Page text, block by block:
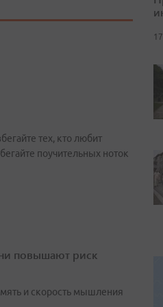
тех, кто любит
поучительных ноток
повышают риск
и скорость мышления